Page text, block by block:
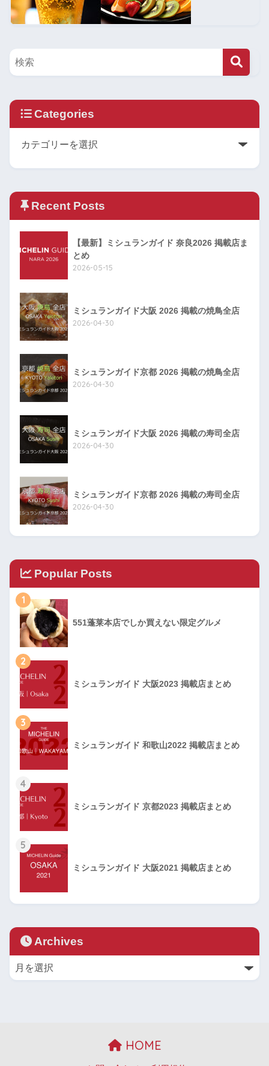
Categories
Recent Posts
【最新】ミシュランガイド 奈良2026 掲載店ま
とめ
2026-05-15
ミシュランガイド大阪 2026 掲載の焼鳥全店
2026-04-30
ミシュランガイド京都 2026 掲載の焼鳥全店
2026-04-30
ミシュランガイド大阪 2026 掲載の寿司全店
2026-04-30
ミシュランガイド京都 2026 掲載の寿司全店
2026-04-30
Popular Posts
1
551蓬莱本店でしか買えない限定グルメ
2
ミシュランガイド 大阪2023 掲載店まとめ
3
ミシュランガイド 和歌山2022 掲載店まとめ
4
ミシュランガイド 京都2023 掲載店まとめ
5
ミシュランガイド 大阪2021 掲載店まとめ
Archives
HOME